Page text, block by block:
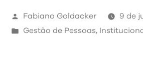
Publicado
por
Fabiano Goldacker
9 de
Publicado
Gestão de Pessoas,